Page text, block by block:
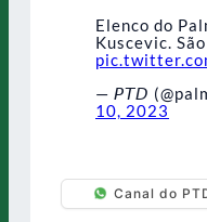
Elenco do
Kuscevic.
— 𝘗𝘛𝘋
10, 2023
Canal do